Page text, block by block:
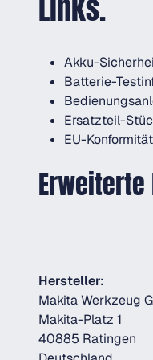
Links.
Akku-
Batterie-
Ersatzteil-
EU-
Hersteller:
Makita Werkzeug
Makita-Platz 1
40885 Ratingen